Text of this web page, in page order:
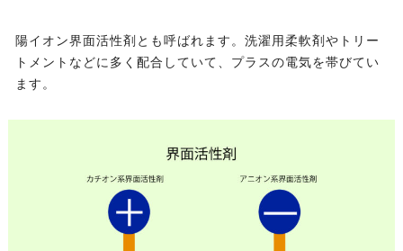
陽イオン界面活性剤とも呼ばれます。洗濯用柔軟剤やトリー
トメントなどに多く配合していて、プラスの電気を帯びてい
ます。